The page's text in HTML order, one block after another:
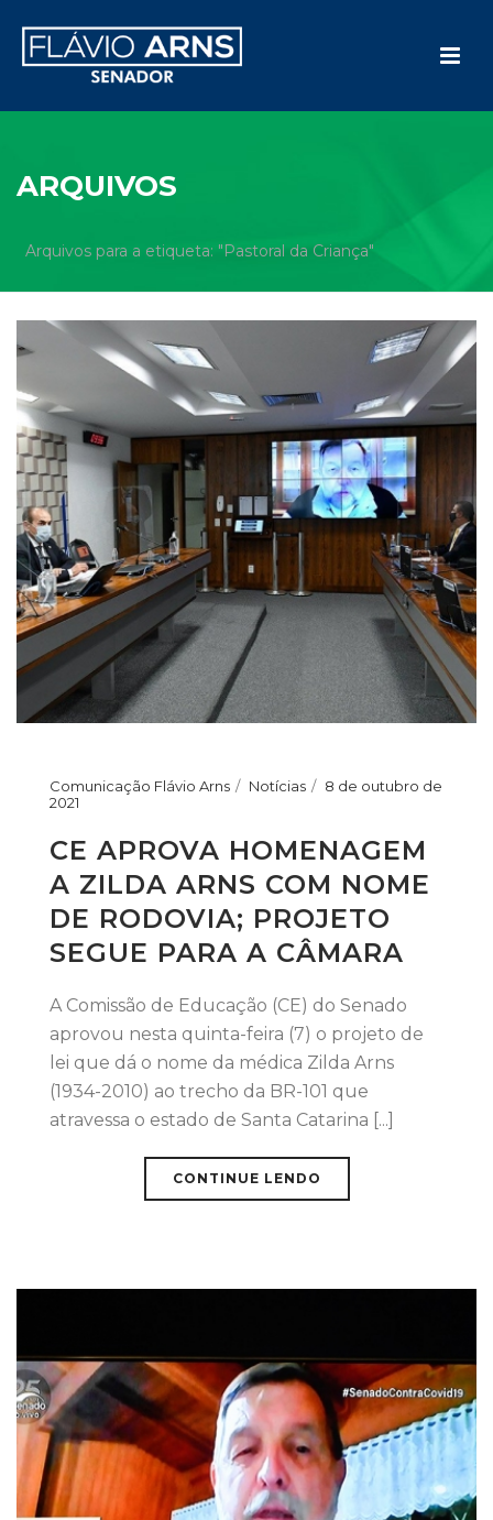
ARQUIVOS
Arquivos para a etiqueta: "Pastoral da Criança"
Comunicação Flávio Arns Notícias
8 de outubro de
2021
CE APROVA HOMENAGEM
A ZILDA ARNS COM NOME
DE RODOVIA; PROJETO
SEGUE PARA A CÂMARA
A Comissão de Educação (CE) do Senado
aprovou nesta quinta-feira (7) o projeto de
lei que dá o nome da médica Zilda Arns
(1934-2010) ao trecho da BR-101 que
atravessa o estado de Santa Catarina [...]
CONTINUE LENDO